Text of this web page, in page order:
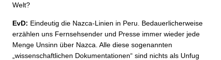
Welt?
EvD: Eindeutig die Nazca-Linien in Peru. Bedauerlicherweise
erzählen uns Fernsehsender und Presse immer wieder jede
Menge Unsinn über Nazca. Alle diese sogenannten
„wissenschaftlichen Dokumentationen“ sind nichts als Unfug